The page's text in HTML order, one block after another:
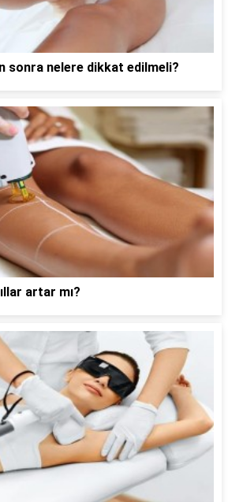
sonra nelere dikkat edilmeli?
artar mı?